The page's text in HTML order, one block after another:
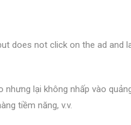
does not click on the ad and
lại không nhấp vào
tiềm năng, v.v.